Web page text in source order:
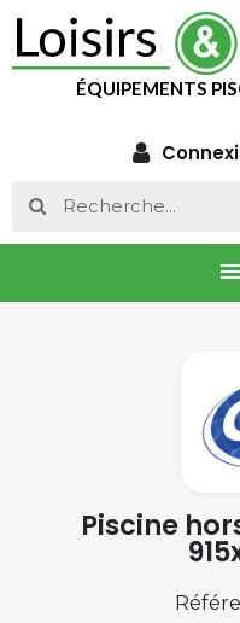
ÉQUIPEMENTS
Piscine